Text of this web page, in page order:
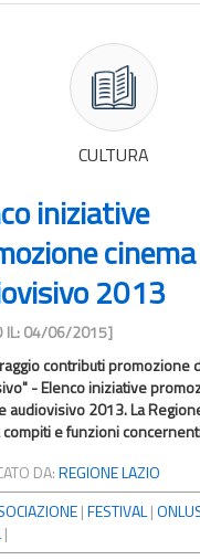
CULTURA
iniziative
2013
IL: 04/06/2015]
contributi promozione
- Elenco iniziative
audiovisivo 2013. La
e funzioni
DA:REGIONE LAZIO
|FESTIVAL|
|